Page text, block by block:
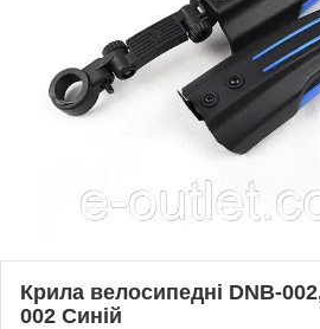
Крила велосипедні DNB-
002 Синій